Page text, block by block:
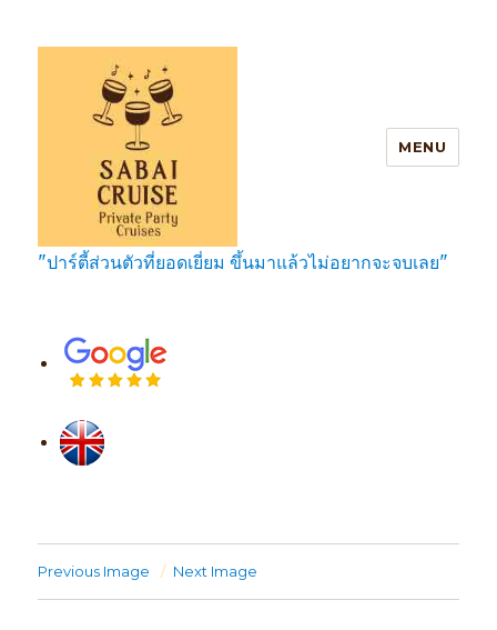
SabaiCruise Private Party Cruises
MENU
"ปาร์ตี้ส่วนตัวที่ยอดเยี่ยม ขึ้นมาแล้วไม่อยากจะจบเลย"
Previous Image Next Image